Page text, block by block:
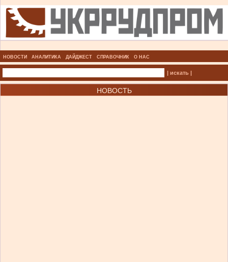
НОВОСТИ АНАЛИТИКА ДАЙДЖЕСТ СПРАВОЧНИК О НАС
| искать |
НОВОСТЬ